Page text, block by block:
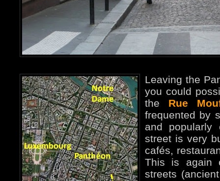
Leaving the
you could
the Rue
frequented by
and popularly
street is very
cafés,
This is again
streets